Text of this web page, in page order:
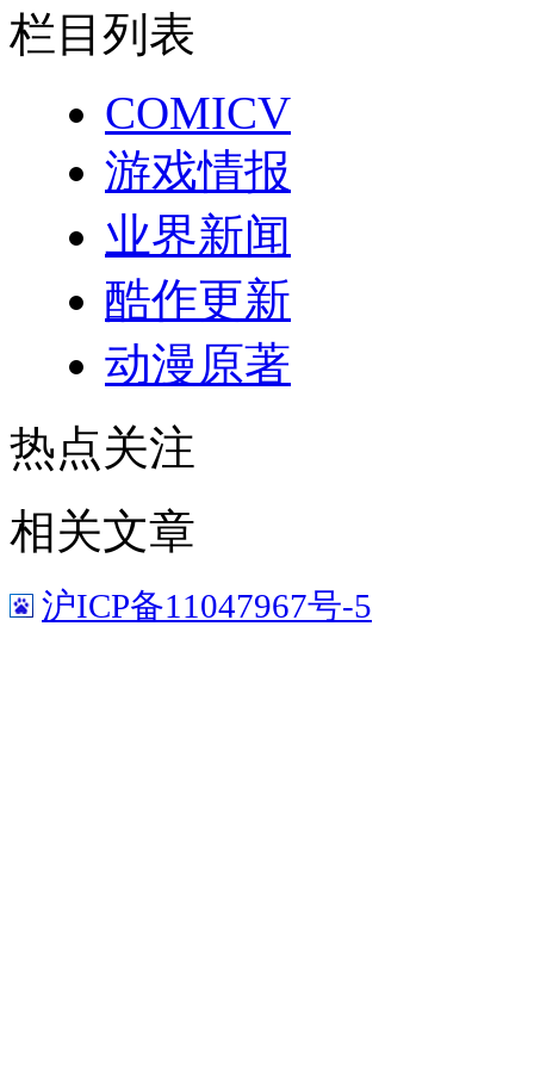
栏目列表
COMICV
游戏情报
业界新闻
酷作更新
动漫原著
热点关注
相关文章
沪ICP备11047967号-5